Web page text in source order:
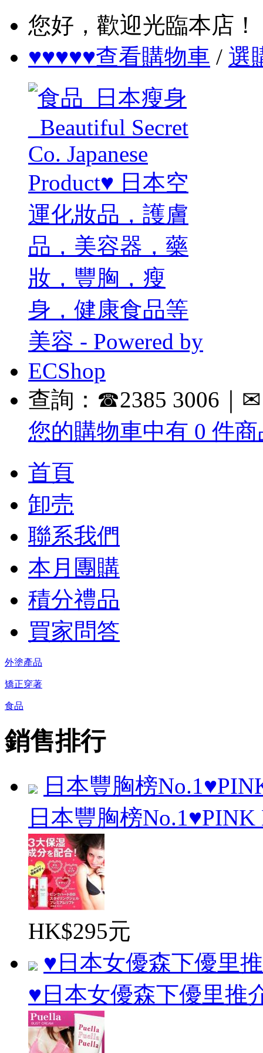
您好，歡迎光臨本店！
♥♥♥♥♥查看購物車 / 選
查詢：☎2385 3006｜✉
您的購物車中有 0 件
首頁
卸売
聯系我們
本月團購
積分禮品
買家問答
外塗產品
矯正穿著
食品
銷售排行
日本豐胸榜
日本豐胸榜No.1♥PINK
HK$295元
♥日本女優森下優里
♥日本女優森下優里推